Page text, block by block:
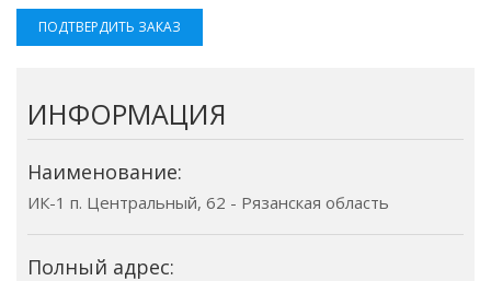
ПОДТВЕРДИТЬ ЗАКАЗ
ИНФОРМАЦИЯ
Наименование:
ИК-1 п. Центральный, 62 - Рязанская область
Полный адрес: